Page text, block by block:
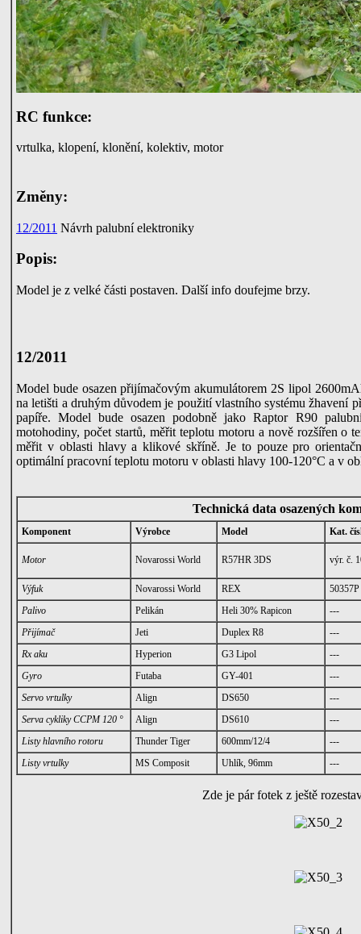
RC funkce:
vrtulka, klopení, klonění, kolektiv, motor
Změny:
12/2011 Návrh palubní elektroniky
Popis:
Model je z velké části postaven. Další info doufejme brzy.
12/2011
Model bude osazen přijímačovým akumulátorem 2S lipol
na letišti a druhým důvodem je použití vlastního systému žhavení
papíře. Model bude osazen podobně jako Raptor R90
motohodiny, počet startů, měřit teplotu motoru a nově rozšířen o
měřit v oblasti hlavy a klikové skříně. Je to pouze pro
optimální pracovní teplotu motoru v oblasti hlavy 100-120°C a v
Technická data osazených
Komponent Výrobce Model Kat.
Motor Novarossi World R57HR 3DS výr. č.
Výfuk Novarossi World REX
50357P
Palivo
Pelikán Heli 30% Rapicon
---
Přijímač
Jeti Duplex R8
---
Rx aku
Hyperion G3 Lipol
---
Gyro
Futaba GY-401
---
Servo vrtulky
Align DS650
---
Serva cykliky CCPM 120 °
Align DS610
---
Listy hlavního rotoru
Thunder Tiger 600mm/12/4
---
Listy vrtulky
MS Composit Uhlík, 96mm ---
Zde je pár fotek z ještě